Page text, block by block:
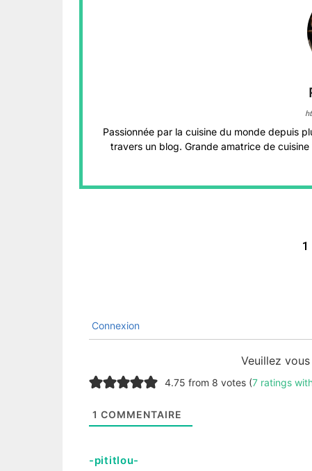
Passionnée par la cuisine du monde depuis
travers un blog. Grande amatrice de
1
Connexion
Veuillez
4.75 from 8 votes (7 ratings
1 COMMENTAIRE
-pititlou-